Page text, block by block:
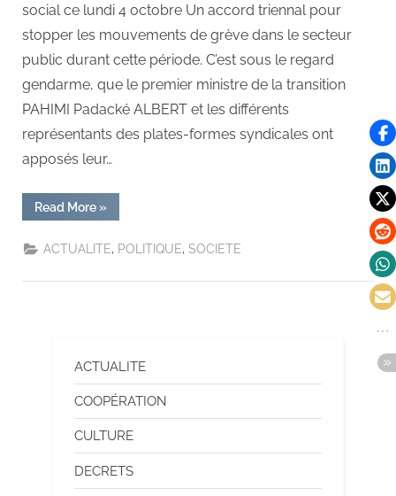
social ce lundi 4 octobre Un accord triennal pour
stopper les mouvements de grève dans le secteur
public durant cette période. C’est sous le regard
gendarme, que le premier ministre de la transition
PAHIMI Padacké ALBERT et les différents
représentants des plates-formes syndicales ont
apposés leur…
Read More »
ACTUALITE POLITIQUE SOCIETE
ACTUALITE
COOPÉRATION
CULTURE
DECRETS